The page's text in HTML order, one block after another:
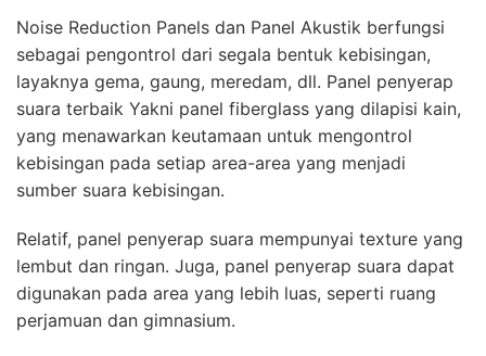
Noise Reduction Panels dan Panel Akustik berfungsi
sebagai pengontrol dari segala bentuk kebisingan,
layaknya gema, gaung, meredam, dll. Panel penyerap
suara terbaik Yakni panel fiberglass yang dilapisi kain,
yang menawarkan keutamaan untuk mengontrol
kebisingan pada setiap area-area yang menjadi
sumber suara kebisingan.
Relatif, panel penyerap suara mempunyai texture yang
lembut dan ringan. Juga, panel penyerap suara dapat
digunakan pada area yang lebih luas, seperti ruang
perjamuan dan gimnasium.